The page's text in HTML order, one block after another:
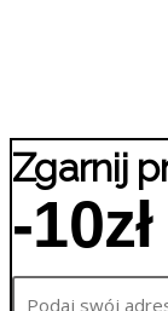
Zgarnij
-